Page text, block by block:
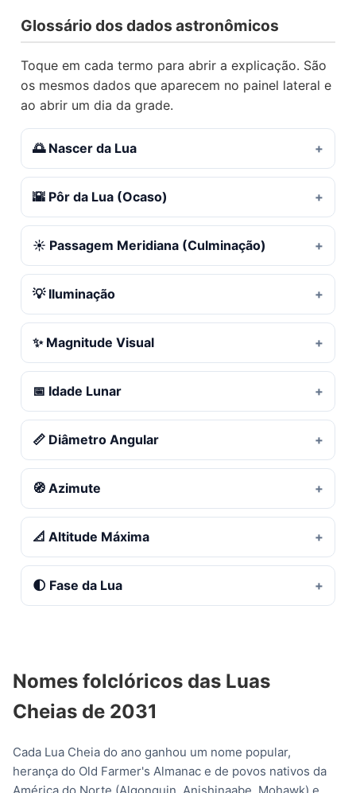
Glossário dos dados astronômicos
Toque em cada termo para abrir a explicação. São
os mesmos dados que aparecem no painel lateral e
ao abrir um dia da grade.
🌅 Nascer da Lua
🌇 Pôr da Lua (Ocaso)
☀️ Passagem Meridiana (Culminação)
💡 Iluminação
✨ Magnitude Visual
📅 Idade Lunar
📏 Diâmetro Angular
🧭 Azimute
📐 Altitude Máxima
🌓 Fase da Lua
Nomes folclóricos das Luas
Cheias de 2031
Cada Lua Cheia do ano ganhou um nome popular,
herança do Old Farmer's Almanac e de povos nativos da